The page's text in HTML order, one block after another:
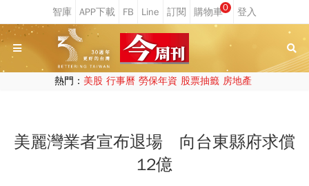
0
熱門： 美股 行事曆 勞保年資 股票抽籤 房地產
美麗灣業者宣布退場 向台東縣府求償
12億